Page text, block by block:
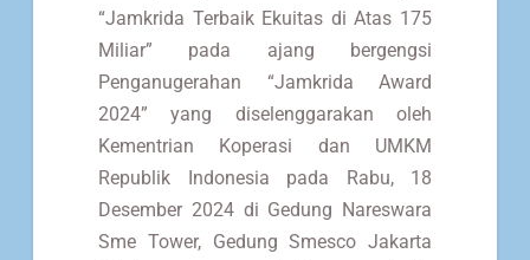
“Jamkrida Terbaik Ekuitas di Atas 175
Miliar” pada ajang bergengsi
Penganugerahan “Jamkrida Award
2024” yang diselenggarakan oleh
Kementrian Koperasi dan UMKM
Republik Indonesia pada Rabu, 18
Desember 2024 di Gedung Nareswara
Sme Tower, Gedung Smesco Jakarta